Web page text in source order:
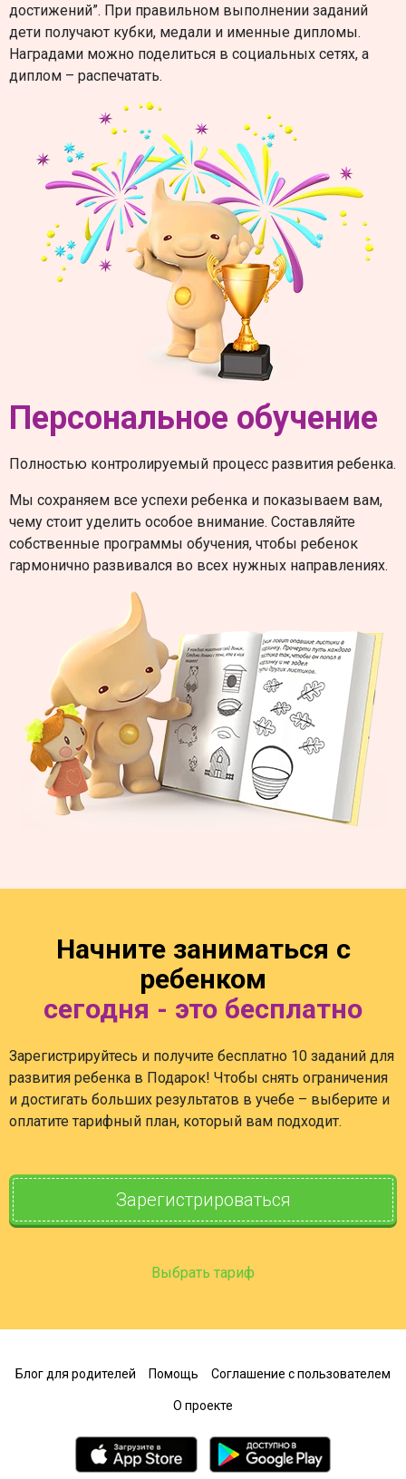
достижений”. При правильном выполнении заданий
дети получают кубки, медали и именные дипломы.
Наградами можно поделиться в социальных сетях, а
диплом – распечатать.
Персональное обучение
Полностью контролируемый процесс развития ребенка.
Мы сохраняем все успехи ребенка и показываем вам,
чему стоит уделить особое внимание. Составляйте
собственные программы обучения, чтобы ребенок
гармонично развивался во всех нужных направлениях.
Начните заниматься с
ребенком
сегодня - это бесплатно
Зарегистрируйтесь и получите бесплатно 10 заданий для
развития ребенка в Подарок! Чтобы снять ограничения
и достигать больших результатов в учебе – выберите и
оплатите тарифный план, который вам подходит.
Зарегистрироваться
Выбрать тариф
Блог для родителей Помощь Соглашение с пользователем
О проекте